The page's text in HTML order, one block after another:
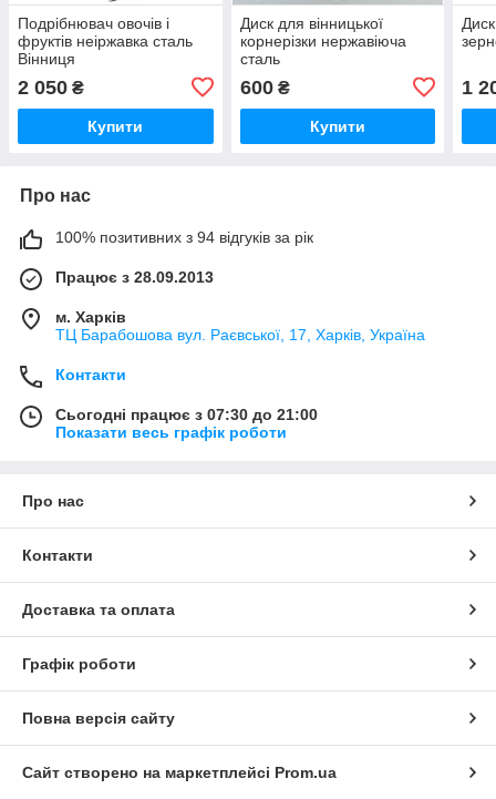
Подрібнювач овочів і
фруктів неіржавка сталь
Вінниця
2 050 ₴
Купити
Диск для вінницької
корнерізки нержавіюча
сталь
600₴
Купити
1
Про нас
100% позитивних з 94 відгуків за рік
Працює з 28.09.2013
м. Харків
ТЦ Барабошова вул. Раєвської, 17, Харків, Україна
Контакти
Сьогодні працює з 07:30 до 21:00
Показати весь графік роботи
Про нас
Контакти
Доставка та оплата
Графік роботи
Повна версія сайту
Сайт створено на маркетплейсі Prom.ua